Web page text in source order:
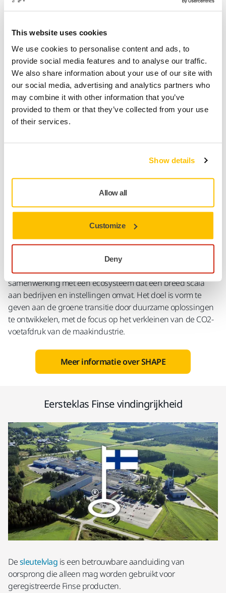
This website uses cookies
We use cookies to personalise content and ads, to
provide social media features and to analyse our traffic.
We also share information about your use of our site with
our social media, advertising and analytics partners who
may combine it with other information that you’ve
provided to them or that they’ve collected from your use
of their services.
Show details
Allow all
Customize
Deny
van Mirka in samenwerking met Business Finland om een
duurzame transformatie teweeg te brengen in de
maakindustrie. De focus ligt op het verlengen van de
economiepraktijken, duurzame materialen, herfabricage en
intelligente waardeketens.​
Via SHAPE kunnen we nieuwe bedrijfsconcepten voor
reparatie, renovatie en herfabricage testen en
datagestuurde duurzame processen optimaliseren in
samenwerking met een ecosysteem dat een breed scala
aan bedrijven en instellingen omvat. Het doel is vorm te
geven aan de groene transitie door duurzame oplossingen
te ontwikkelen, met de focus op het verkleinen van de CO2-
voetafdruk van de maakindustrie.
Meer informatie over SHAPE
Eersteklas Finse vindingrijkheid
Desleutelvlag is een betrouwbare aanduiding van
oorsprong die alleen mag worden gebruikt voor
geregistreerde Finse producten.